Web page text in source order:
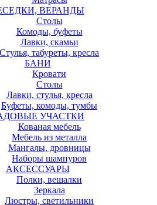
ВЕРАНДЫ
Столы
Комоды, буфеты
Лавки, скамьи
Стулья, табуреты, кресла
БАНИ
Кровати
Столы
Лавки, стулья, кресла
Буфеты, комоды, тумбы
УЧАСТКИ
Кованая мебель
Мебель из металла
Мангалы, дровницы
Наборы шампуров
АКСЕССУАРЫ
Полки, вешалки
Зеркала
Люстры, светильники